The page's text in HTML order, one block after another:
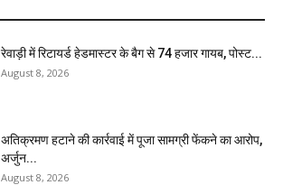
रेवाड़ी में रिटायर्ड हेडमास्टर के बैग से ₹74 हजार गायब, पोस्ट...
August 8, 2026
अतिक्रमण हटाने की कार्रवाई में पूजा सामग्री फेंकने का आरोप,
अर्जुन...
August 8, 2026